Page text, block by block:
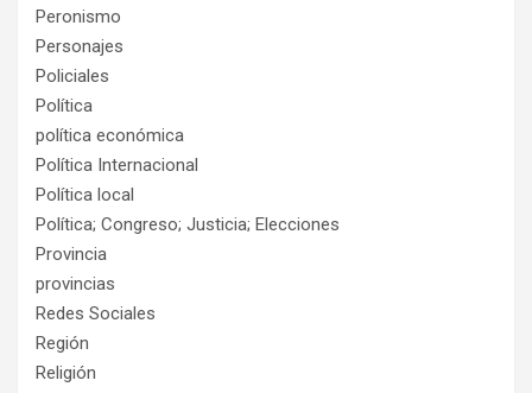
Peronismo
Personajes
Policiales
Política
política económica
Política Internacional
Política local
Política; Congreso; Justicia; Elecciones
Provincia
provincias
Redes Sociales
Región
Religión